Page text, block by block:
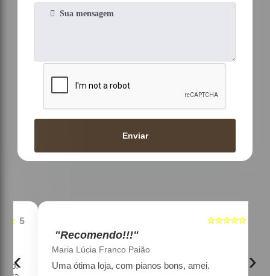
Enviar
5
☆☆☆☆☆
"Recomendo!!!"
Maria Lúcia Franco Paião
Uma ótima loja, com pianos bons, amei.
‹ ›